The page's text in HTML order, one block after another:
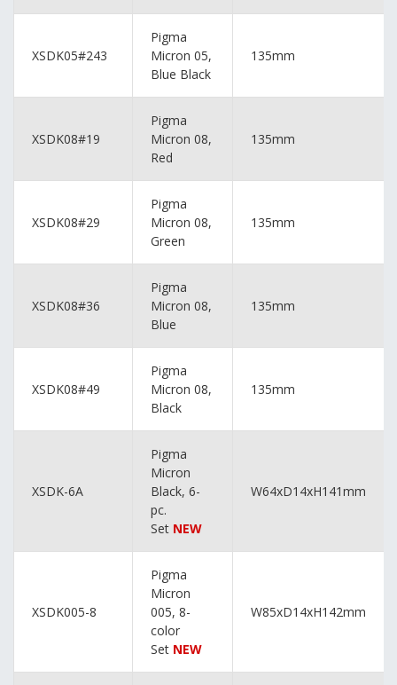
XSDK05#243
Pigma
Micron 05,
Blue Black
135mm
XSDK08#19
Pigma
Micron 08,
Red
135mm
XSDK08#29
Pigma
Micron 08,
Green
135mm
XSDK08#36
Pigma
Micron 08,
Blue
135mm
XSDK08#49
Pigma
Micron 08,
Black
135mm
XSDK-6A
Pigma
Micron
Black, 6-
pc.
Set NEW
W64xD14xH141mm
XSDK005-8
Pigma
Micron
005, 8-
color
Set NEW
W85xD14xH142mm